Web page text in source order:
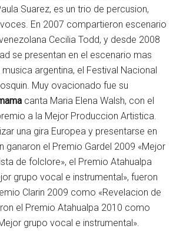
Suarez, es un trio de percusion,
En 2007 compartieron escenario
Cecilia Todd, y desde 2008
se presentan en el escenario mas
argentina, el Festival Nacional
Muy ovacionado fue su
canta Maria Elena Walsh, con el
a la Mejor Produccion Artistica.
una gira Europea y presentarse en
ganaron el Premio Gardel 2009 «Mejor
de folclore», el Premio Atahualpa
grupo vocal e instrumental», fueron
Clarin 2009 como «Revelacion de
el Premio Atahualpa 2010 como
grupo vocal e instrumental».